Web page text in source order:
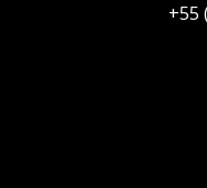
+55